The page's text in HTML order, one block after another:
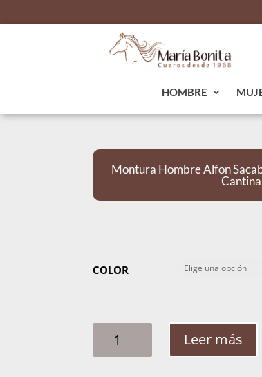
HOMBRE
Montura Hombre Alfon
COLOR
HOMBRE
Leer más